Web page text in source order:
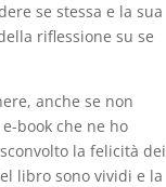
se stessa e la sua
riflessione su se
anche se non
book che ne ho
la felicità dei
libro sono vividi e la